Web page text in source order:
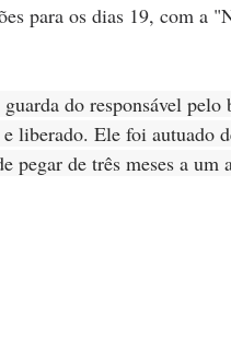
para os dias 19, com a
do responsável
liberado. Ele foi autuado
pegar de três meses a um